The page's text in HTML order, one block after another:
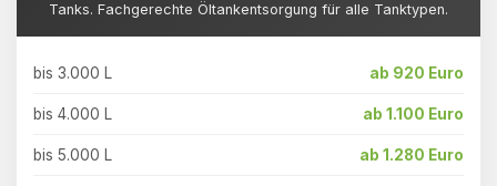
Tanks. Fachgerechte Öltankentsorgung für alle Tanktypen.
bis 3.000 L ab 920 Euro
bis 4.000 L ab 1.100 Euro
bis 5.000 L ab 1.280 Euro